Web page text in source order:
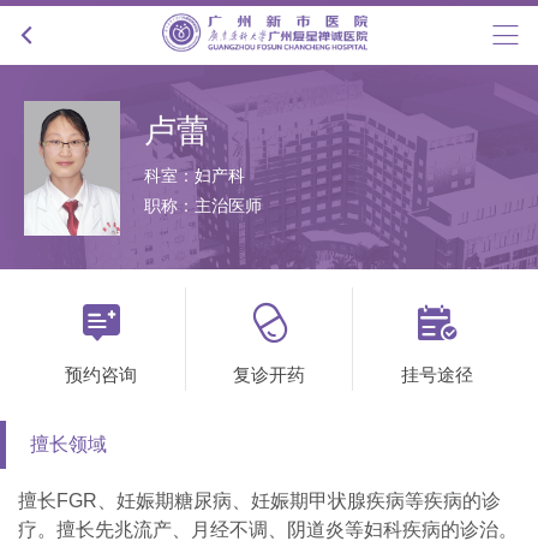
卢蕾
科室：妇产科
职称：主治医师

预约咨询

复诊开药

挂号途径
擅长领域
擅长FGR、妊娠期糖尿病、妊娠期甲状腺疾病等疾病的诊
疗。擅长先兆流产、月经不调、阴道炎等妇科疾病的诊治。